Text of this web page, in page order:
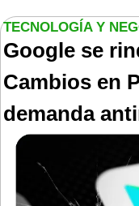
TECNOLOGÍA Y
Google se
Cambios en
demanda